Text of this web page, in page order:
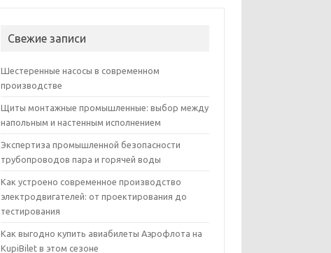
Свежие записи
Шестеренные насосы в современном
производстве
Щиты монтажные промышленные: выбор между
напольным и настенным исполнением
Экспертиза промышленной безопасности
трубопроводов пара и горячей воды
Как устроено современное производство
электродвигателей: от проектирования до
тестирования
Как выгодно купить авиабилеты Аэрофлота на
KupiBilet в этом сезоне